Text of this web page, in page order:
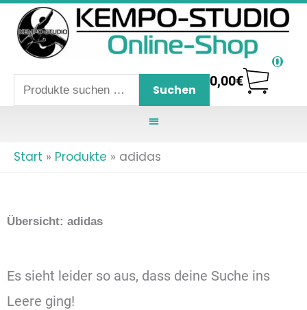
Zum
Inhalt
springen
Suchen
nach:
Suchen
0,00€
0
Start Produkte adidas
Übersicht: adidas
Es sieht leider so aus, dass deine Suche ins
Leere ging!